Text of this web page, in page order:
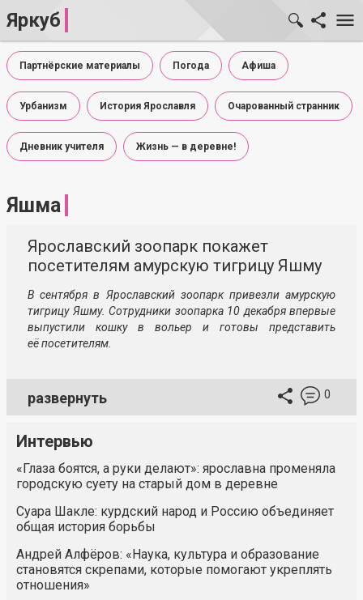
Яркуб
Партнёрские материалы Погода Афиша
Урбанизм История Ярославля Очарованный странник
Дневник учителя Жизнь — в деревне!
Яшма
Ярославский зоопарк покажет
посетителям амурскую тигрицу Яшму
В сентября в Ярославский зоопарк привезли амурскую
тигрицу Яшму. Сотрудники зоопарка 10 декабря впервые
выпустили кошку в вольер и готовы представить
её посетителям.
развернуть 0
Интервью
«Глаза боятся, а руки делают»: ярославна променяла
городскую суету на старый дом в деревне
Суара Шакле: курдский народ и Россию объединяет
общая история борьбы
Андрей Алфёров: «Наука, культура и образование
становятся скрепами, которые помогают укреплять
отношения»